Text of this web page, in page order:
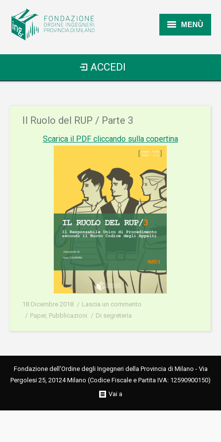
MENÙ
Formazione
Pubblicazioni
Contatti
ACCEDI
Il Ruolo del RUP / Parte 3
Scarica il PDF cliccando sulla copertina
18 Dicembre 2018
Lascia un commento
Paper, Pubblicazioni Di segreteria
Fondazione dell'Ordine degli Ingegneri della Provincia di Milano - Via
Pergolesi 25, 20124 Milano (Codice Fiscale e Partita IVA: 12590900150)
Vai a